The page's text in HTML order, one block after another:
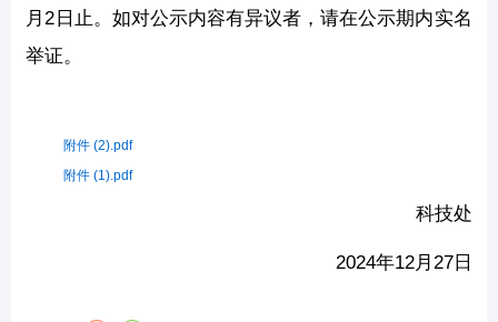
月2日止。如对公示内容有异议者，请在公示期内实名
举证。
附件 (2).pdf
附件 (1).pdf
科技处
2024年12月27日